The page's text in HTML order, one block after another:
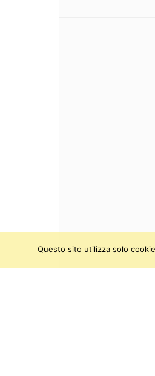
Questo sito utilizza solo